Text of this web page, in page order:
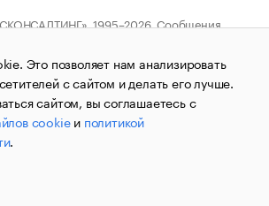
1995–2026. Сообщения
технологий и массовых
09.12.2015 за номером ИА
пометкой «РБК». Отдельные
информацию,
для пользователей
Это позволяет нам анализировать
с сайтом и делать его лучше.
сайтом, вы соглашаетесь с
cookieи политикой
.